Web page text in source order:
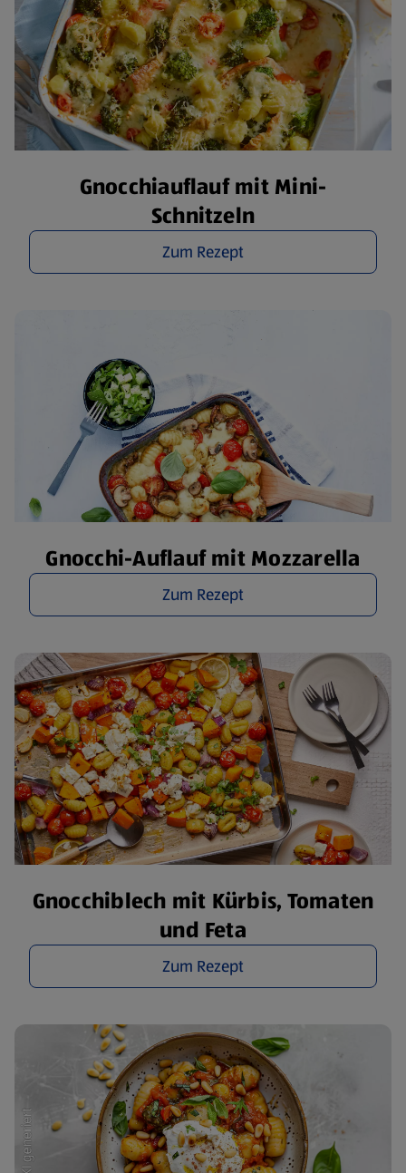
Gnocchiauflauf mit Mini-
Schnitzeln
Zum Rezept
Gnocchi-Auflauf mit Mozzarella
Zum Rezept
Gnocchiblech mit Kürbis, Tomaten
und Feta
Zum Rezept